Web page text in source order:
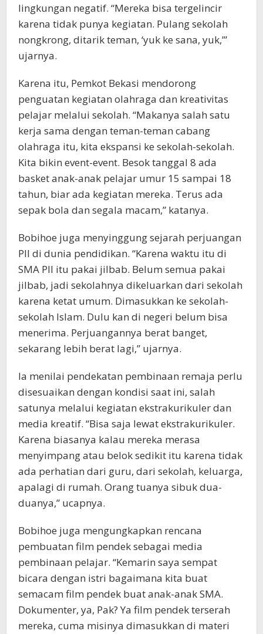
lingkungan negatif. “Mereka bisa tergelincir
karena tidak punya kegiatan. Pulang sekolah
nongkrong, ditarik teman, ‘yuk ke sana, yuk,’”
ujarnya.
Karena itu, Pemkot Bekasi mendorong
penguatan kegiatan olahraga dan kreativitas
pelajar melalui sekolah. “Makanya salah satu
kerja sama dengan teman-teman cabang
olahraga itu, kita ekspansi ke sekolah-sekolah.
Kita bikin event-event. Besok tanggal 8 ada
basket anak-anak pelajar umur 15 sampai 18
tahun, biar ada kegiatan mereka. Terus ada
sepak bola dan segala macam,” katanya.
Bobihoe juga menyinggung sejarah perjuangan
PII di dunia pendidikan. “Karena waktu itu di
SMA PII itu pakai jilbab. Belum semua pakai
jilbab, jadi sekolahnya dikeluarkan dari sekolah
karena ketat umum. Dimasukkan ke sekolah-
sekolah Islam. Dulu kan di negeri belum bisa
menerima. Perjuangannya berat banget,
sekarang lebih berat lagi,” ujarnya.
Ia menilai pendekatan pembinaan remaja perlu
disesuaikan dengan kondisi saat ini, salah
satunya melalui kegiatan ekstrakurikuler dan
media kreatif. “Bisa saja lewat ekstrakurikuler.
Karena biasanya kalau mereka merasa
menyimpang atau belok sedikit itu karena tidak
ada perhatian dari guru, dari sekolah, keluarga,
apalagi di rumah. Orang tuanya sibuk dua-
duanya,” ucapnya.
Bobihoe juga mengungkapkan rencana
pembuatan film pendek sebagai media
pembinaan pelajar. “Kemarin saya sempat
bicara dengan istri bagaimana kita buat
semacam film pendek buat anak-anak SMA.
Dokumenter, ya, Pak? Ya film pendek terserah
mereka, cuma misinya dimasukkan di materi